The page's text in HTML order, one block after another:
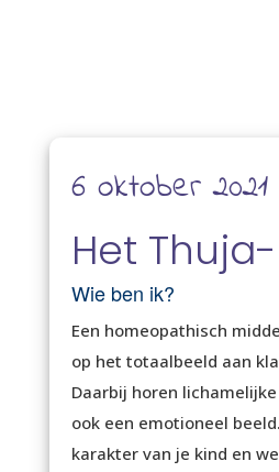
6 oktober 2021
Het
Wie ben ik?
Een homeopathisch
op het totaalbeeld aan
Daarbij horen
ook een emotioneel
karakter van je kind en